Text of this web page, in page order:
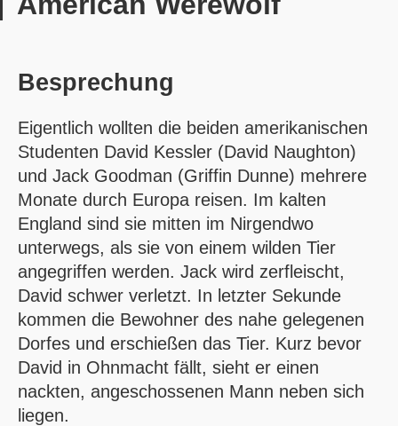
Besprechung
Eigentlich wollten die beiden amerikanischen
Studenten David Kessler (David Naughton)
und Jack Goodman (Griffin Dunne) mehrere
Monate durch Europa reisen. Im kalten
England sind sie mitten im Nirgendwo
unterwegs, als sie von einem wilden Tier
angegriffen werden. Jack wird zerfleischt,
David schwer verletzt. In letzter Sekunde
kommen die Bewohner des nahe gelegenen
Dorfes und erschießen das Tier. Kurz bevor
David in Ohnmacht fällt, sieht er einen
nackten, angeschossenen Mann neben sich
liegen.